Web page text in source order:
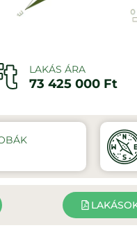
LAKÁS ÁRA
73 425 000 Ft